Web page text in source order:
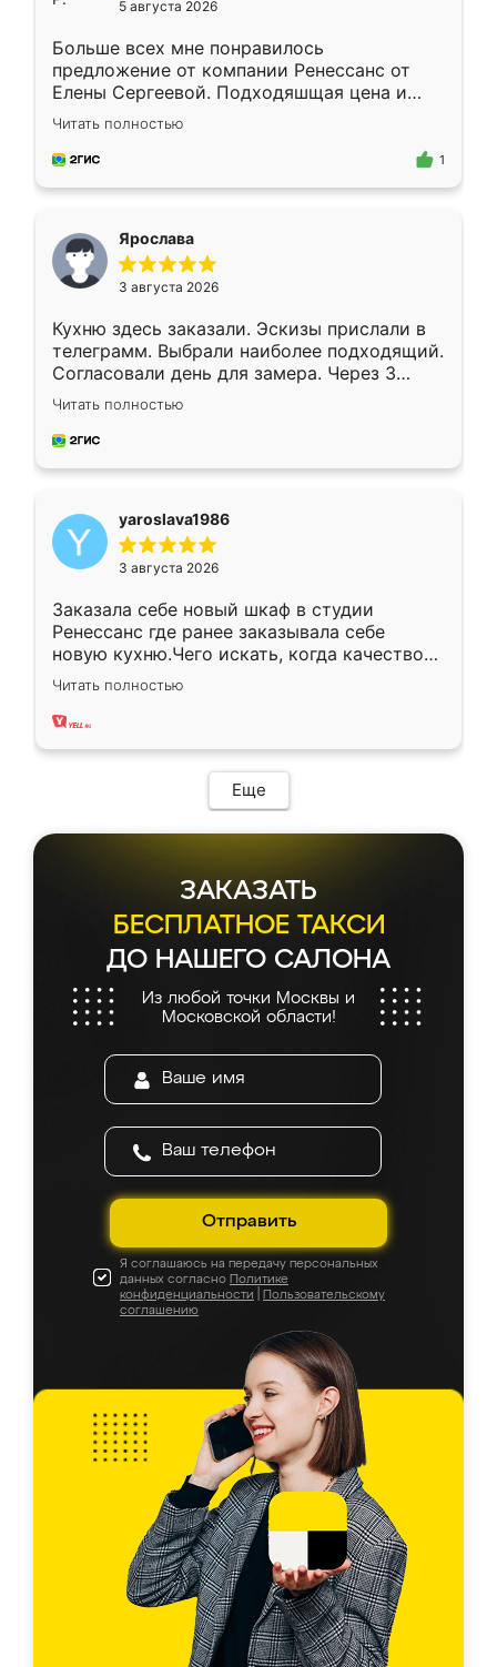
5 августа 2026
Больше всех мне понравилось
предложение от компании Ренессанс от
Елены Сергеевой. Подходяшщая цена и
короткие сроки изготовления. Приехавший
для замера сотрудник Владислав
предложил по моему эскизу самый
Читать полностью
1
Ярослава
3 августа 2026
Кухню здесь заказали. Эскизы прислали в
телеграмм. Выбрали наиболее подходящий.
Согласовали день для замера. Через 3
недели кухня была уже готова. Остались
довольны работой. Спасибо Ренессанс
мебель за качественную работу!
Читать полностью
yaroslava1986
3 августа 2026
Заказала себе новый шкаф в студии
Ренессанс где ранее заказывала себе
новую кухню.Чего искать, когда качеством
вполне довольна. Служит кухня уже почти
два года, нареканий нет.
Читать полностью
Еще
ЗАКАЗАТЬ
БЕСПЛАТНОЕ ТАКСИ
ДО НАШЕГО САЛОНА
Из любой точки Москвы и
Московской области!
Отправить
Я соглашаюсь на передачу персональных
данных согласно Политике
конфиденциальности
Пользовательскому
соглашению